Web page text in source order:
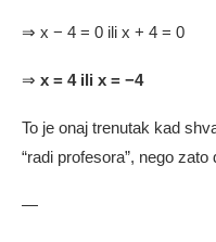
⇒ x − 4 = 0 ili x + 4 = 0
⇒ x = 4 ili x = −4
To je onaj trenutak kad
“radi profesora”, nego
—